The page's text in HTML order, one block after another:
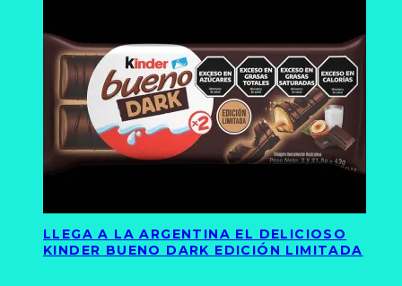
LLEGA A LA ARGENTINA EL DELICIOSO
KINDER BUENO DARK EDICIÓN LIMITADA